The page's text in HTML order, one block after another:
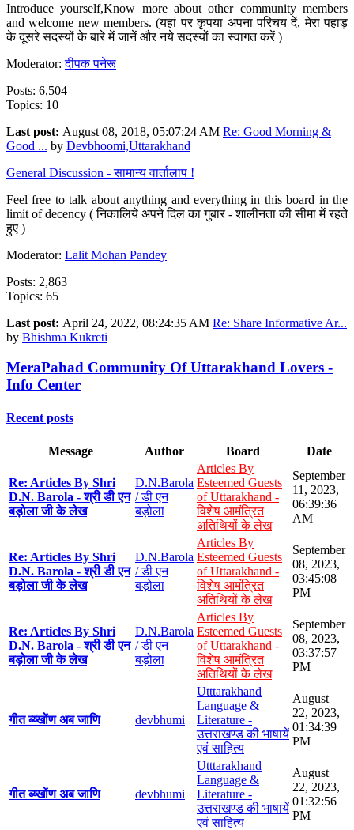
Introduce yourself,Know more about other community members
and welcome new members. (यहां पर कृपया अपना परिचय दें, मेरा पहाड़
के दूसरे सदस्यों के बारे में जानें और नये सदस्यों का स्वागत करें )
Moderator:दीपक पनेरू
Posts: 6,504
Topics: 10
Last post: August 08, 2018, 05:07:24 AM Re: Good Morning &
Good ... by Devbhoomi,Uttarakhand
General Discussion - सामान्य वार्तालाप !
Feel free to talk about anything and everything in this board in the
limit of decency ( निकालिये अपने दिल का गुबार - शालीनता की सीमा में रहते
हुए )
Moderator: Lalit Mohan Pandey
Posts: 2,863
Topics: 65
Last post: April 24, 2022, 08:24:35 AM Re: Share Informative Ar...
by Bhishma Kukreti
MeraPahad Community Of Uttarakhand Lovers -
Info Center
Recent posts
Message Author Board Date
Re: Articles By Shri
D.N. Barola - श्री डी एन
बड़ोला जी के लेख
D.N.Barola
/ डी एन
बड़ोला
Articles By
Esteemed Guests
of Uttarakhand -
विशेष आमंत्रित
अतिथियों के लेख
September
11, 2023,
06:39:36
AM
Re: Articles By Shri
D.N. Barola - श्री डी एन
बड़ोला जी के लेख
D.N.Barola
/ डी एन
बड़ोला
Articles By
Esteemed Guests
of Uttarakhand -
विशेष आमंत्रित
अतिथियों के लेख
September
08, 2023,
03:45:08
PM
Re: Articles By Shri
D.N. Barola - श्री डी एन
बड़ोला जी के लेख
D.N.Barola
/ डी एन
बड़ोला
Articles By
Esteemed Guests
of Uttarakhand -
विशेष आमंत्रित
अतिथियों के लेख
September
08, 2023,
03:37:57
PM
गीत ब्य्खोंण अब जाणि devbhumi
Utttarakhand
Language &
Literature -
उत्तराखण्ड की भाषायें
एवं साहित्य
August
22, 2023,
01:34:39
PM
गीत ब्य्खोंण अब जाणि devbhumi
Utttarakhand
Language &
Literature -
उत्तराखण्ड की भाषायें
एवं साहित्य
August
22, 2023,
01:32:56
PM